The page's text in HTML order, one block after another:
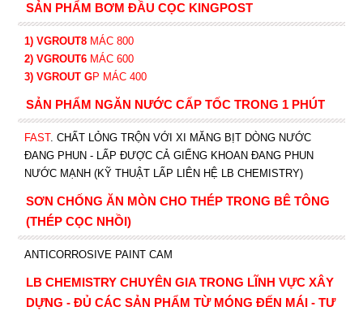
SẢN PHẨM BƠM ĐẦU CỌC KINGPOST
1) VGROUT8 MÁC 800
2) VGROUT6MÁC 600
3) VGROUT GP MÁC 400
SẢN PHẨM NGĂN NƯỚC CẤP TỐC TRONG 1 PHÚT
FAST. CHẤT LỎNG TRỘN VỚI XI MĂNG BỊT DÒNG NƯỚC
ĐANG PHUN - LẤP ĐƯỢC CẢ GIẾNG KHOAN ĐANG PHUN
NƯỚC MẠNH (KỸ THUẬT LẤP LIÊN HỆ LB CHEMISTRY)
SƠN CHỐNG ĂN MÒN CHO THÉP TRONG BÊ TÔNG
(THÉP CỌC NHỒI)
ANTICORROSIVE PAINT CAM
LB CHEMISTRY CHUYÊN GIA TRONG LĨNH VỰC XÂY
DỰNG - ĐỦ CÁC SẢN PHẨM TỪ MÓNG ĐẾN MÁI - TƯ